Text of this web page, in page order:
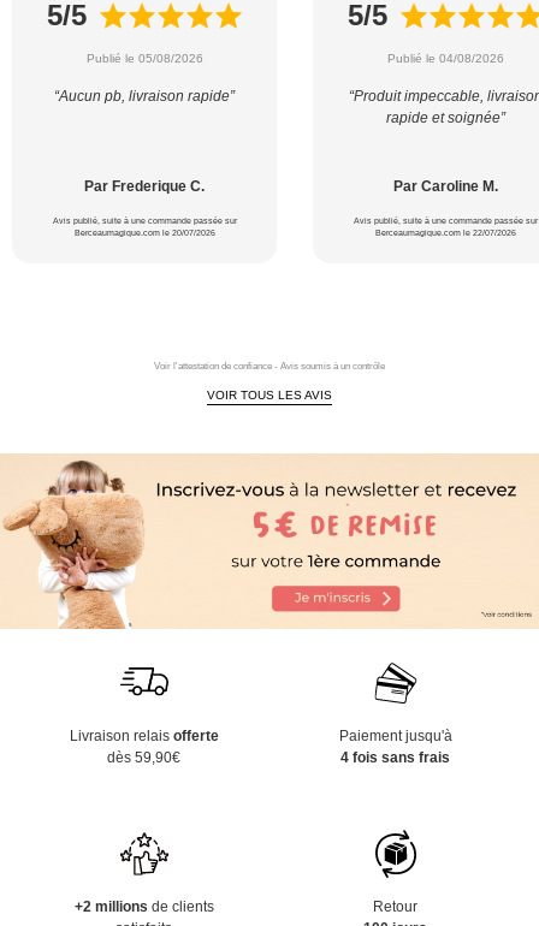
5/5
Publié le 05/08/2026
“Aucun pb, livraison rapide”
Par Frederique C.
Avis publié, suite à une commande passée sur
Berceaumagique.com le 20/07/2026
5/5
Publié le 04/08/2026
“Produit impeccable,
rapide et soignée”
Par Caroline M.
Avis publié, suite à une commande passée sur
Berceaumagique.com le 22/07/2026
Voir l'attestation de confiance - Avis soumis à un contrôle
VOIR TOUS LES AVIS
Livraison relais offerte
dès 59,90€
Paiement jusqu'à
4 fois sans frais
+2 millions de clients
Retour